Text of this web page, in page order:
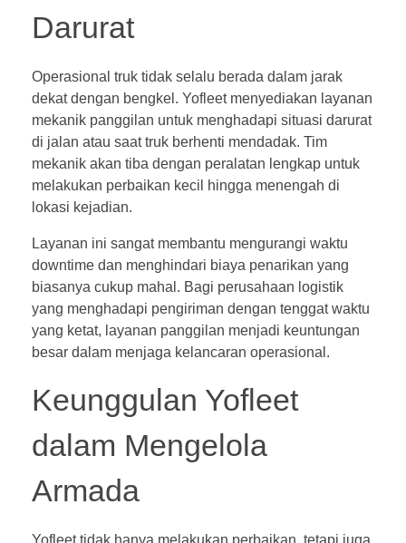
Darurat
Operasional truk tidak selalu berada dalam jarak
dekat dengan bengkel. Yofleet menyediakan layanan
mekanik panggilan untuk menghadapi situasi darurat
di jalan atau saat truk berhenti mendadak. Tim
mekanik akan tiba dengan peralatan lengkap untuk
melakukan perbaikan kecil hingga menengah di
lokasi kejadian.
Layanan ini sangat membantu mengurangi waktu
downtime dan menghindari biaya penarikan yang
biasanya cukup mahal. Bagi perusahaan logistik
yang menghadapi pengiriman dengan tenggat waktu
yang ketat, layanan panggilan menjadi keuntungan
besar dalam menjaga kelancaran operasional.
Keunggulan Yofleet
dalam Mengelola
Armada
Yofleet tidak hanya melakukan perbaikan, tetapi juga